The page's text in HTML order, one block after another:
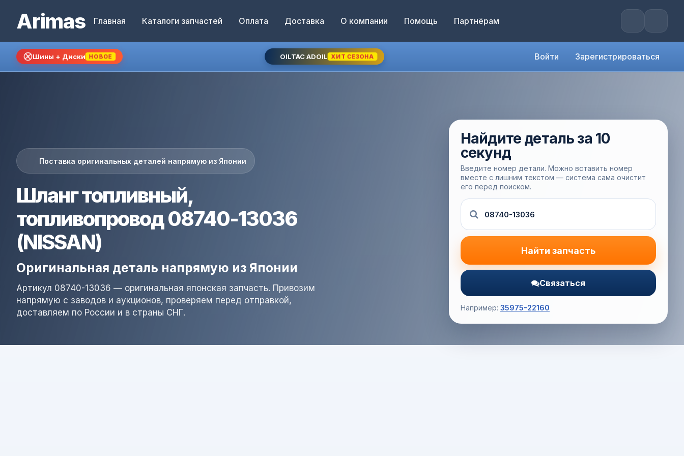
Arimas Главная Каталоги запчастей Оплата Доставка О компании Помощь Партнёрам
Шины + Диски НОВОЕ OILTAC ADOIL ХИТ СЕЗОНА Войти Зарегистрироваться
Поставка оригинальных деталей напрямую из Японии
Шланг топливный,
топливопровод 08740-13036
(NISSAN)
Оригинальная деталь напрямую из Японии
Артикул 08740-13036 — оригинальная японская запчасть. Привозим
напрямую с заводов и аукционов, проверяем перед отправкой,
доставляем по России и в страны СНГ.
Найдите деталь за 10
секунд
Введите номер детали. Можно вставить номер
вместе с лишним текстом — система сама очистит
его перед поиском.
Найти запчасть
Связаться
Например: 35975-22160